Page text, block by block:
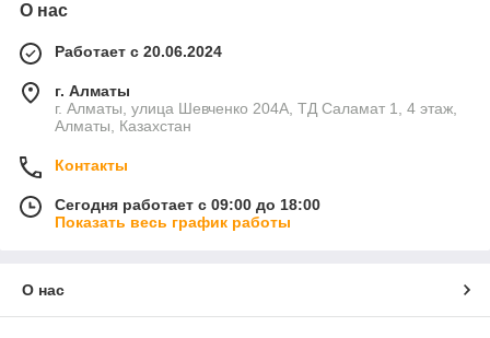
О нас
Работает с 20.06.2024
г. Алматы
г. Алматы, улица Шевченко 204А, ТД Саламат 1, 4 этаж,
Алматы, Казахстан
Контакты
Сегодня работает с 09:00 до 18:00
Показать весь график работы
О нас